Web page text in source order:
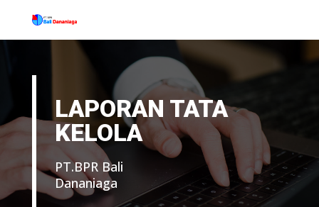
LAPORAN TATA
KELOLA
PT.BPR Bali
Dananiaga